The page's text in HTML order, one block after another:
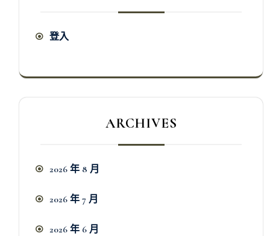
登入
ARCHIVES
2026 年 8 月
2026 年 7 月
2026 年 6 月